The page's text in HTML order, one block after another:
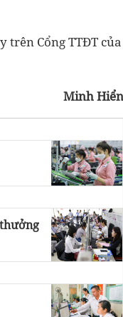
trên Cổng TTĐT của
Minh Hiển